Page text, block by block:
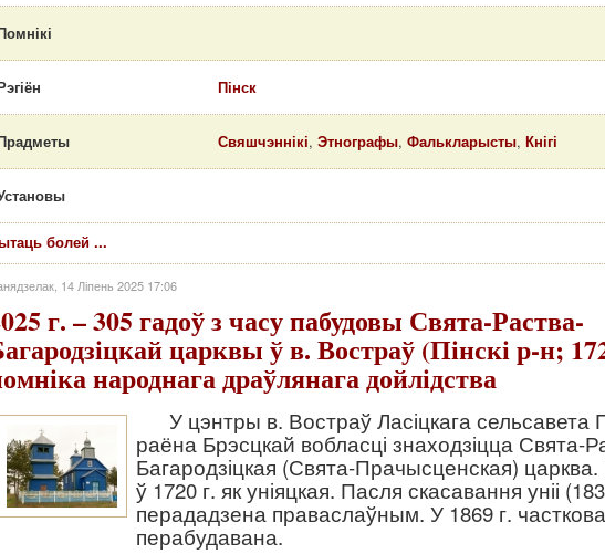
Пінск
Свяшчэннікі,Этнографы,Фалькларысты,Кнігі
болей ...
14 Ліпень 2025 17:06
г. – 305 гадоў з часу пабудовы Свята-Раства-
царквы ў в. Востраў (Пінскі р-н;
народнага драўлянага дойлідства
У цэнтры в. Востраў Ласіцкага сельсавета
раёна Брэсцкай вобласці знаходзіцца Свята-
Багародзіцкая (Свята-Прачысценская)
ў 1720 г. як уніяцкая. Пасля скасавання уніі
перададзена праваслаўным. У 1869 г. часткова
перабудавана.